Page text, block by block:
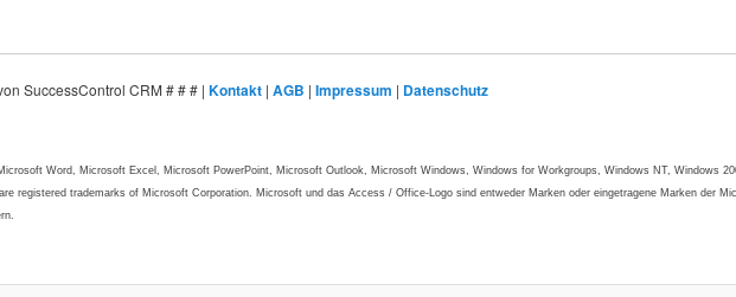
SuccessControl CRM # # # | Kontakt | AGB | Impressum | Datenschutz
Word, Microsoft Excel, Microsoft PowerPoint, Microsoft Outlook, Microsoft Windows, Windows for Workgroups, Windows NT, Windows
registered trademarks of Microsoft Corporation. Microsoft und das Access / Office-Logo sind entweder Marken oder eingetragene Marken der